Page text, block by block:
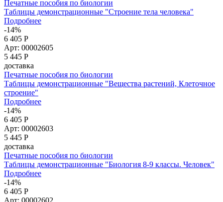
Печатные пособия по биологии
Таблицы демонстрационные "Строение тела человека"
Подробнее
-14%
6 405 Р
Арт: 00002605
5 445 Р
доставка
Печатные пособия по биологии
Таблицы демонстрационные "Вещества растений, Клеточное
строение"
Подробнее
-14%
6 405 Р
Арт: 00002603
5 445 Р
доставка
Печатные пособия по биологии
Таблицы демонстрационные "Биология 8-9 классы. Человек"
Подробнее
-14%
6 405 Р
Арт: 00002602